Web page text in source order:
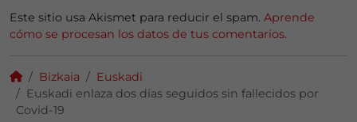
Este sitio usa Akismet para reducir el spam. Aprende
cómo se procesan los datos de tus comentarios.
Bizkaia
Euskadi
Euskadi enlaza dos días seguidos sin fallecidos por
Covid-19